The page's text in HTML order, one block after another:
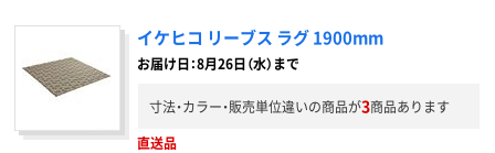
イケヒコ リーブス ラグ 1900mm
お届け日：8月26日（水）まで
寸法・カラー・販売単位違いの商品が3商品あります
直送品